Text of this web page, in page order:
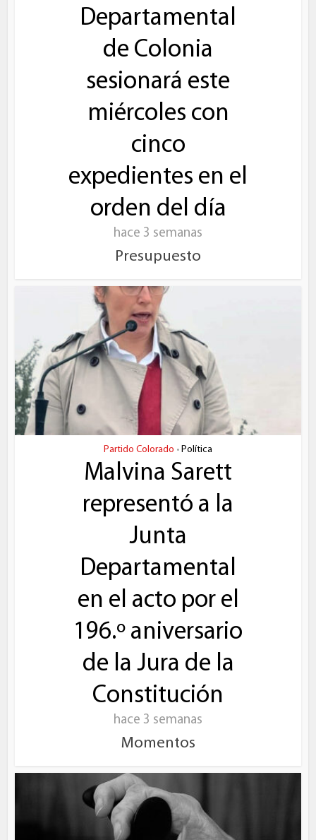
Departamental
de Colonia
sesionará este
miércoles con
cinco
expedientes en el
orden del día
hace 3 semanas
Presupuesto
Partido Colorado • Política
Malvina Sarett
representó a la
Junta
Departamental
en el acto por el
196.º aniversario
de la Jura de la
Constitución
hace 3 semanas
Momentos